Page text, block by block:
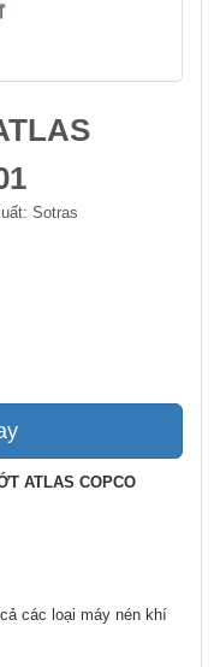
Sotras
ATLAS COPCO
các loại máy nén khí